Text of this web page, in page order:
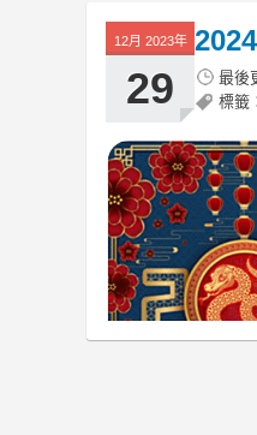
12月 2023年
29 最後
標籤